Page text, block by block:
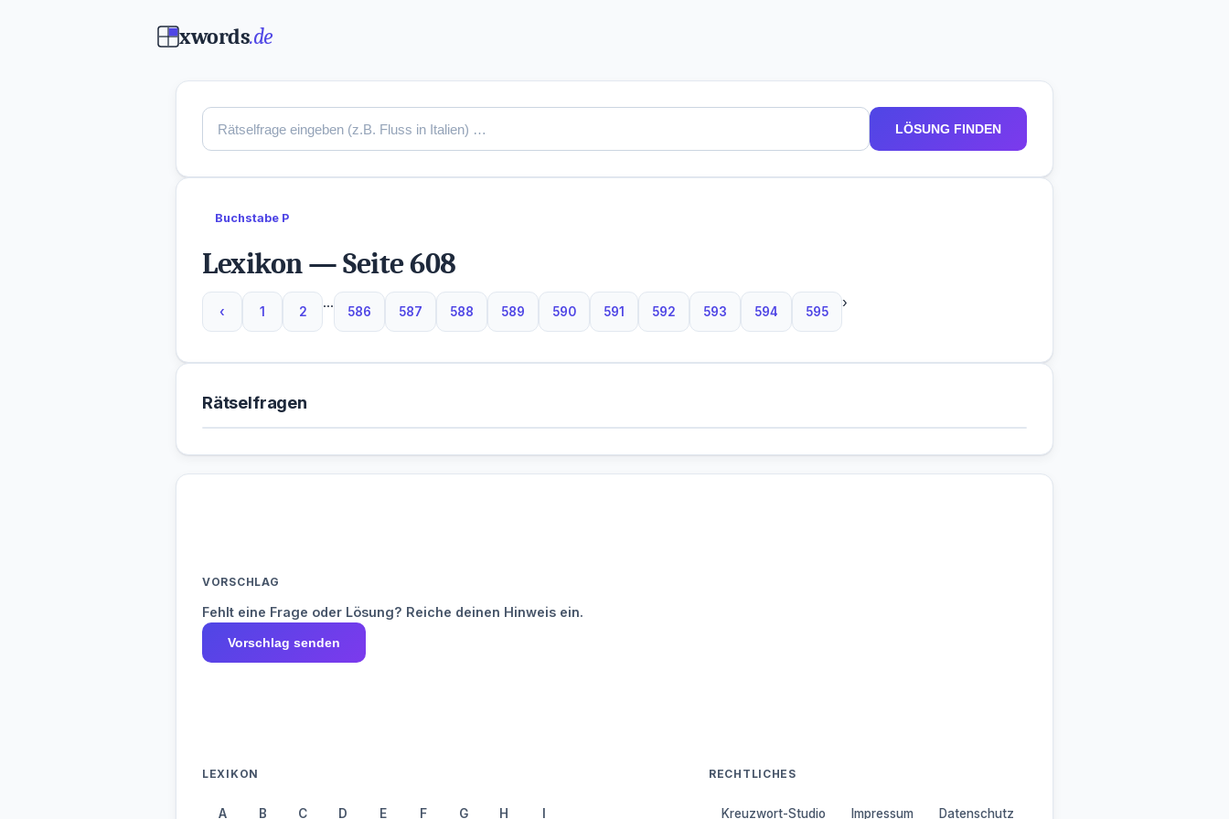
xwords.de
LÖSUNG FINDEN
Buchstabe P
Lexikon — Seite 608
‹ 1 2
...
586 587 588 589 590 591 592 593 594 595
›
Rätselfragen
VORSCHLAG
Fehlt eine Frage oder Lösung? Reiche deinen Hinweis ein.
Vorschlag senden
LEXIKON
A B C D E F G H I
RECHTLICHES
Kreuzwort-Studio Impressum Datenschutz